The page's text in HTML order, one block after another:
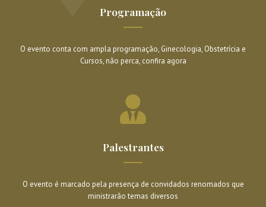
Programação
O evento conta com ampla programação, Ginecologia, Obstetrícia e
Cursos, não perca, confira agora
Palestrantes
O evento é marcado pela presença de convidados renomados que
ministrarão temas diversos